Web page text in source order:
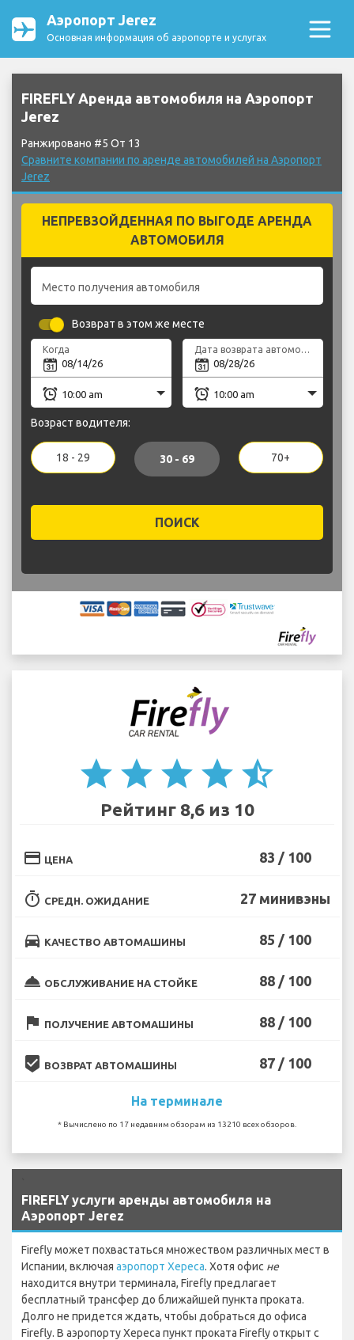
Аэропорт Jerez
Основная информация об аэропорте и услугах
FIREFLY Аренда автомобиля на Аэропорт
Jerez
Ранжировано #5 От 13
Сравните компании по аренде автомобилей на Аэропорт
Jerez
НЕПРЕВЗОЙДЕННАЯ ПО ВЫГОДЕ АРЕНДА
АВТОМОБИЛЯ
Место получения автомобиля
Возврат в этом же месте
Когда Дата возврата автомобиля
Возраст водителя:
18 - 29 30 - 69 70+
ПОИСК
star star star star star_half
Рейтинг 8,6 из 10
credit_card ЦЕНА 83 / 100
timer СРЕДН. ОЖИДАНИЕ 27 минивэны
directions_car КАЧЕСТВО АВТОМАШИНЫ 85 / 100
room_service ОБСЛУЖИВАНИЕ НА СТОЙКЕ 88 / 100
flag ПОЛУЧЕНИЕ АВТОМАШИНЫ 88 / 100
beenhere ВОЗВРАТ АВТОМАШИНЫ 87 / 100
На терминале
* Вычислено по 17 недавним обзорам из 13210 всех обзоров.
FIREFLY услуги аренды автомобиля на
Аэропорт Jerez
Firefly может похвастаться множеством различных мест в
Испании, включая аэропорт Хереса. Хотя офис не
находится внутри терминала, Firefly предлагает
бесплатный трансфер до ближайшей пункта проката.
Долго не придется ждать, чтобы добраться до офиса
Firefly. В аэропорту Хереса пункт проката Firefly открыт с